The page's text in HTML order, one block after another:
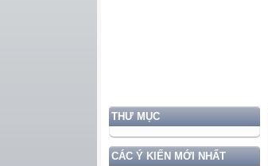
THƯ MỤC
CÁC Ý KIẾN MỚI NHẤT